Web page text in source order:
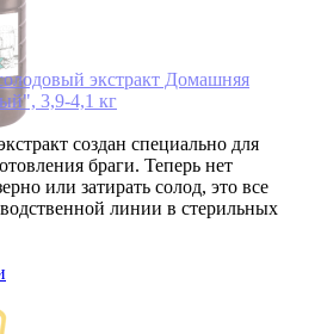
экстракт Домашняя
3,9-4,1 кг
создан специально для
браги. Теперь нет
или затирать солод, это все
линии в стерильных